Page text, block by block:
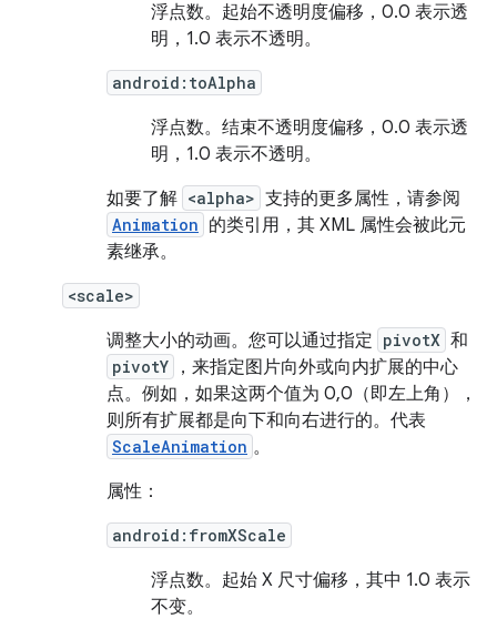
浮点数。 起始不透明度偏移，0.0 表示透
明，1.0 表示不透明。
android:toAlpha
浮点数。 结束不透明度偏移，0.0 表示透
明，1.0 表示不透明。
如要了解 <alpha> 支持的更多属性，请参阅
Animation 的类引用，其 XML 属性会被此元
素继承。
<scale>
调整大小的动画。您可以通过指定 pivotX 和
pivotY
，来指定图片向外或向内扩展的中心
点。例如，如果这两个值为 0,0（即左上角），
则所有扩展都是向下和向右进行的。代表
ScaleAnimation 。
属性：
android:fromXScale
浮点数。 起始 X 尺寸偏移，其中 1.0 表示
不变。